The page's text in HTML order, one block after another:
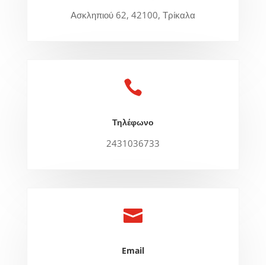
Ασκληπιού 62, 42100, Τρίκαλα

Τηλέφωνο
2431036733

Email